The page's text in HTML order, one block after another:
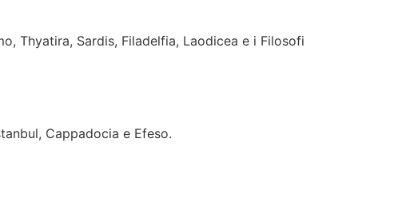
Thyatira, Sardis, Filadelfia, Laodicea e i Filosofi
Cappadocia e Efeso.